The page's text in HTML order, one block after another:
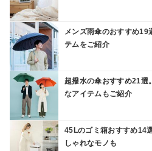
メンズ雨傘のおすすめ19
テムをご紹介
超撥水の傘おすすめ21選
なアイテムもご紹介
45Lのゴミ箱おすすめ14
しゃれなモノも